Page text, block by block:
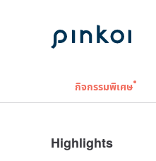
กิจกรรมพิเศษ
Highlights